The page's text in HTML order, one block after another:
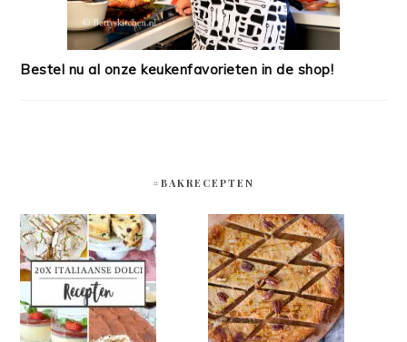
Bestel nu al onze keukenfavorieten in de shop!
#BAKRECEPTEN